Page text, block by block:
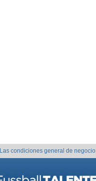
Las condiciones general de negocio